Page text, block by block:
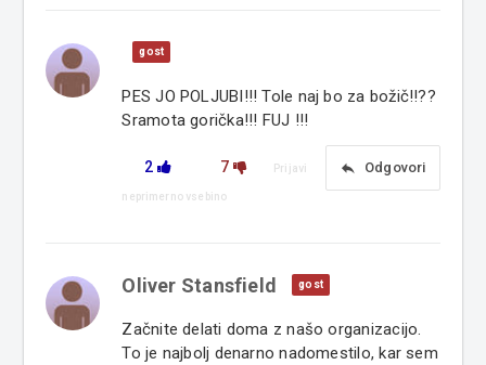
gost
PES JO POLJUBI!!! Tole naj bo za božič!!??
Sramota gorička!!! FUJ !!!
2 7 reply Odgovori
Prijavi
neprimerno vsebino
Oliver Stansfield gost
Začnite delati doma z našo organizacijo.
To je najbolj denarno nadomestilo, kar sem